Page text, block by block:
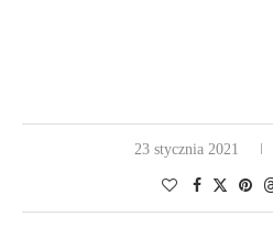
23 stycznia 2021